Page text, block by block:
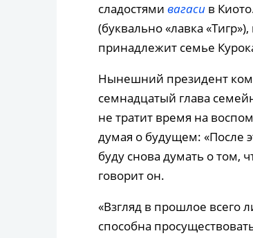
сладостями вагасив
(буквально «лавка
принадлежит семье
Нынешний президент
семнадцатый глава
не тратит время на
думая о будущем: «После
буду снова думать о том,
говорит он.
«Взгляд в прошлое всего
способна